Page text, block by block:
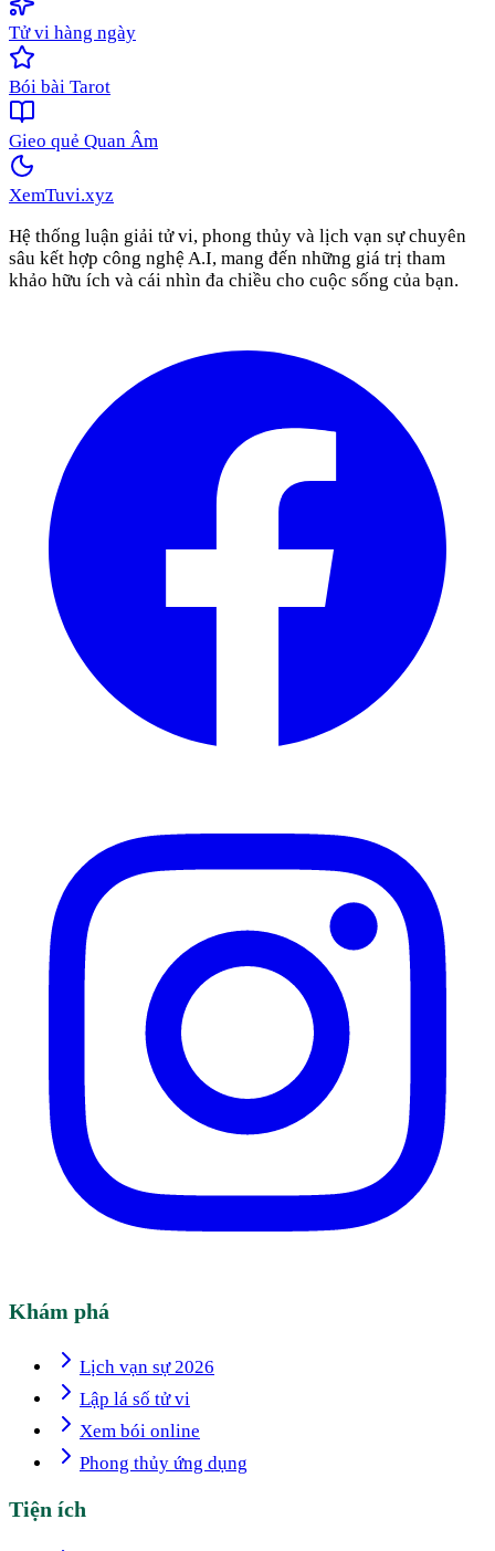
Tử vi hàng ngày
Bói bài Tarot
Gieo quẻ Quan Âm
XemTuvi.xyz
Hệ thống luận giải tử vi, phong thủy và lịch vạn sự chuyên
sâu kết hợp công nghệ A.I, mang đến những giá trị tham
khảo hữu ích và cái nhìn đa chiều cho cuộc sống của bạn.
Khám phá
Lịch vạn sự 2026
Lập lá số tử vi
Xem bói online
Phong thủy ứng dụng
Tiện ích